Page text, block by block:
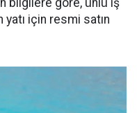
bilgilere göre, ünlü iş
yatı için resmi satın